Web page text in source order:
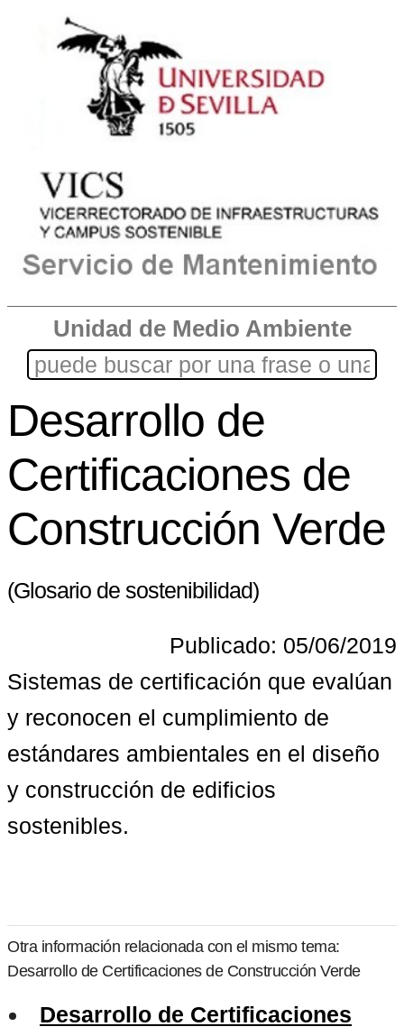
Unidad de Medio Ambiente
Desarrollo de
Certificaciones de
Construcción Verde
(Glosario de sostenibilidad)
Publicado: 05/06/2019
Sistemas de certificación que evalúan
y reconocen el cumplimiento de
estándares ambientales en el diseño
y construcción de edificios
sostenibles.
Otra información relacionada con el mismo tema:
Desarrollo de Certificaciones de Construcción Verde
Desarrollo de Certificaciones